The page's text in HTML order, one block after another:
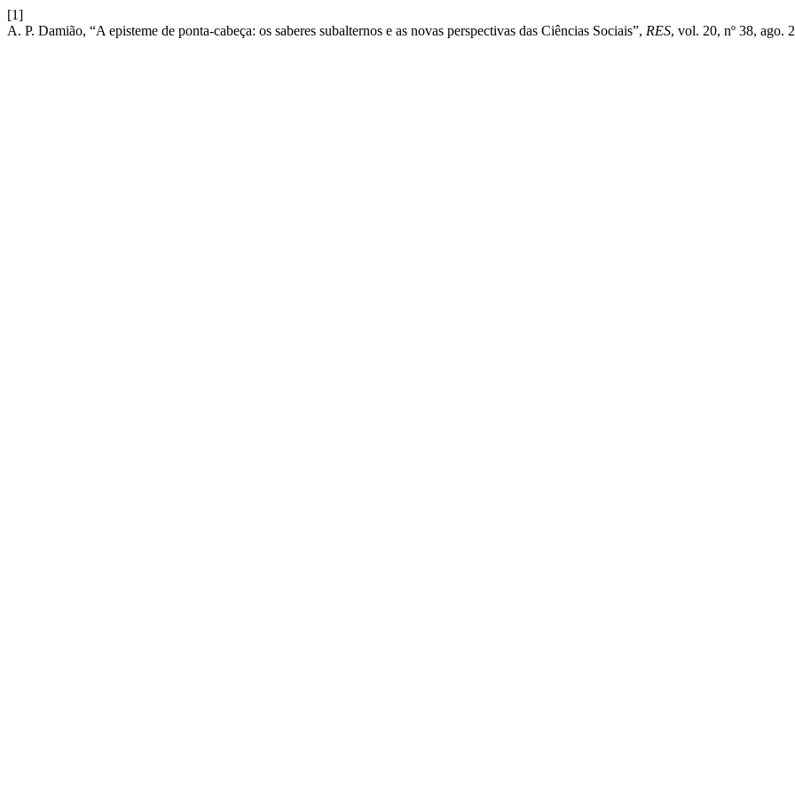
[1]
A. P. Damião, “A episteme de ponta-cabeça: os saberes subalternos e as novas perspectivas das Ciências Sociais”, RES, vol. 20, nº 38, ago.